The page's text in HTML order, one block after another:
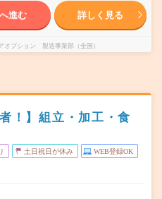
進む 詳しく見る
オプション 製造事業部（全国）
！】組立・加工・食
土日祝日が休み WEB登録OK